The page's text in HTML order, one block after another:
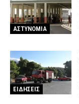
ΑΣΤΥΝΟΜΙΑ
ΕΙΔΗΣΕΙΣ